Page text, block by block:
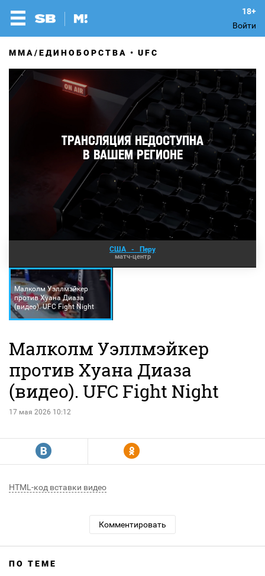
Войти
MMA/ЕДИНОБОРСТВА UFC
США - Перу
матч-центр
Малколм Уэллмэйкер
против Хуана Диаза
(видео). UFC Fight Night
Малколм Уэллмэйкер
против Хуана Диаза
(видео). UFC Fight Night
17 мая 2026 10:12
R Y
HTML-код вставки видео
Комментировать
ПО ТЕМЕ